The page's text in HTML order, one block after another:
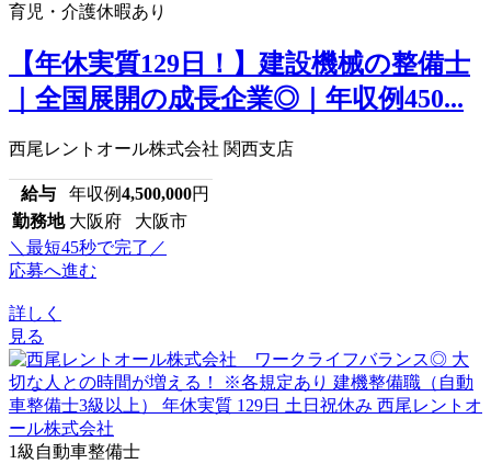
育児・介護休暇あり
【年休実質129日！】建設機械の整備士
｜全国展開の成長企業◎｜年収例450...
西尾レントオール株式会社 関西支店
給与 年収例4,500,000円
勤務地 大阪府 大阪市
＼最短45秒で完了／
応募へ進む
詳しく
見る
1級自動車整備士